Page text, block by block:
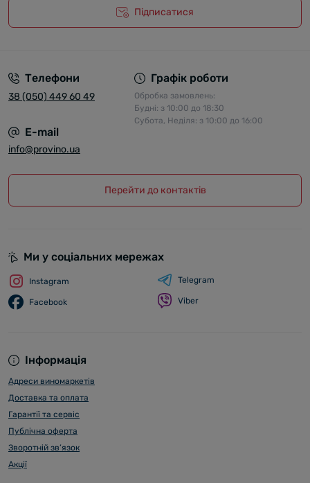
Підписатися
Телефони
38 (050) 449 60 49
Графік роботи
Обробка замовлень:
Будні: з 10:00 до 18:30
Субота, Неділя: з 10:00 до 16:00
E-mail
info@provino.ua
Перейти до контактів
Інформація
Адреси виномаркетів
Доставка та оплата
Гарантії та сервіс
Публічна оферта
Зворотній зв’язок
Акції
Ми у соціальних мережах
Instagram
Facebook
Telegram
Viber